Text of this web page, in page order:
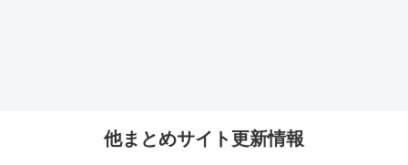
他まとめサイト更新情報